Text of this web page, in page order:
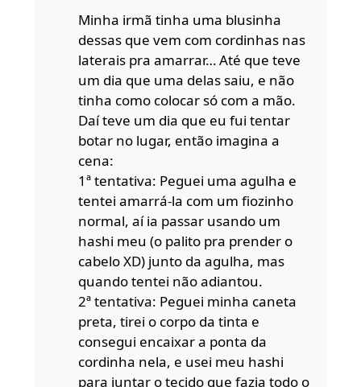
Minha irmã tinha uma blusinha
dessas que vem com cordinhas nas
laterais pra amarrar… Até que teve
um dia que uma delas saiu, e não
tinha como colocar só com a mão.
Daí teve um dia que eu fui tentar
botar no lugar, então imagina a
cena:
1ª tentativa: Peguei uma agulha e
tentei amarrá-la com um fiozinho
normal, aí ia passar usando um
hashi meu (o palito pra prender o
cabelo XD) junto da agulha, mas
quando tentei não adiantou.
2ª tentativa: Peguei minha caneta
preta, tirei o corpo da tinta e
consegui encaixar a ponta da
cordinha nela, e usei meu hashi
para juntar o tecido que fazia todo o